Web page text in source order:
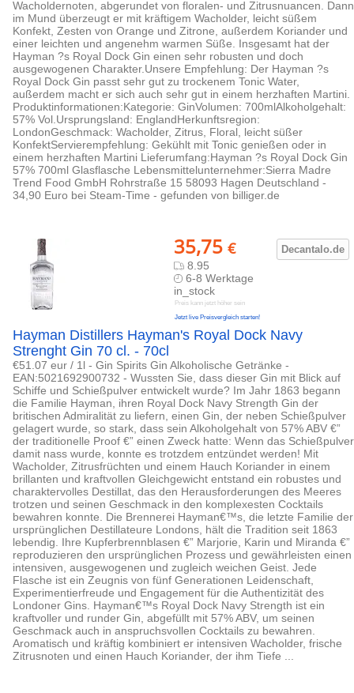
Wacholdernoten, abgerundet von floralen- und Zitrusnuancen. Dann
im Mund überzeugt er mit kräftigem Wacholder, leicht süßem
Konfekt, Zesten von Orange und Zitrone, außerdem Koriander und
einer leichten und angenehm warmen Süße. Insgesamt hat der
Hayman ?s Royal Dock Gin einen sehr robusten und doch
ausgewogenen Charakter.Unsere Empfehlung: Der Hayman ?s
Royal Dock Gin passt sehr gut zu trockenem Tonic Water,
außerdem macht er sich auch sehr gut in einem herzhaften Martini.
Produktinformationen:Kategorie: GinVolumen: 700mlAlkoholgehalt:
57% Vol.Ursprungsland: EnglandHerkunftsregion:
LondonGeschmack: Wacholder, Zitrus, Floral, leicht süßer
KonfektServierempfehlung: Gekühlt mit Tonic genießen oder in
einem herzhaften Martini Lieferumfang:Hayman ?s Royal Dock Gin
57% 700ml Glasflasche Lebensmittelunternehmer:Sierra Madre
Trend Food GmbH Rohrstraße 15 58093 Hagen Deutschland -
34,90 Euro bei Steam-Time - gefunden von billiger.de
Decantalo.de
35,75 €
8.95
6-8 Werktage
in_stock
Preis kann jetzt höher sein
Jetzt live Preisvergleich starten!
Hayman Distillers Hayman's Royal Dock Navy
Strenght Gin 70 cl. - 70cl
€51.07 eur / 1l - Gin Spirits Gin Alkoholische Getränke -
EAN:5021692900732 - Wussten Sie, dass dieser Gin mit Blick auf
Schiffe und Schießpulver entwickelt wurde? Im Jahr 1863 begann
die Familie Hayman, ihren Royal Dock Navy Strength Gin der
britischen Admiralität zu liefern, einen Gin, der neben Schießpulver
gelagert wurde, so stark, dass sein Alkoholgehalt von 57% ABV €”
der traditionelle Proof €” einen Zweck hatte: Wenn das Schießpulver
damit nass wurde, konnte es trotzdem entzündet werden! Mit
Wacholder, Zitrusfrüchten und einem Hauch Koriander in einem
brillanten und kraftvollen Gleichgewicht entstand ein robustes und
charaktervolles Destillat, das den Herausforderungen des Meeres
trotzen und seinen Geschmack in den komplexesten Cocktails
bewahren konnte. Die Brennerei Hayman€™s, die letzte Familie der
ursprünglichen Destillateure Londons, hält die Tradition seit 1863
lebendig. Ihre Kupferbrennblasen €” Marjorie, Karin und Miranda €”
reproduzieren den ursprünglichen Prozess und gewährleisten einen
intensiven, ausgewogenen und zugleich weichen Geist. Jede
Flasche ist ein Zeugnis von fünf Generationen Leidenschaft,
Experimentierfreude und Engagement für die Authentizität des
Londoner Gins. Hayman€™s Royal Dock Navy Strength ist ein
kraftvoller und runder Gin, abgefüllt mit 57% ABV, um seinen
Geschmack auch in anspruchsvollen Cocktails zu bewahren.
Aromatisch und kräftig kombiniert er intensiven Wacholder, frische
Zitrusnoten und einen Hauch Koriander, der ihm Tiefe ...